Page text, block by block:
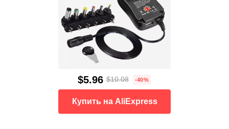
$5.96 $10.08 -40%
Купить на AliExpress